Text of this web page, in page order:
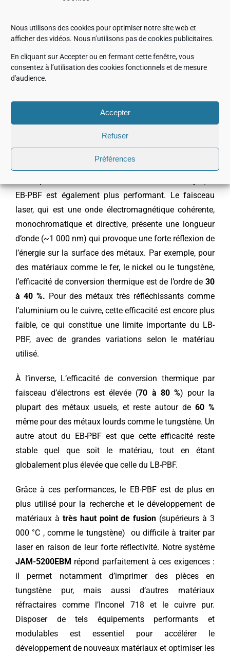
Nous utilisons des cookies pour optimiser notre site web et
afficher des vidéos. Nous n’utilisons pas de cookies publicitaires.
En cliquant sur Accepter ou en fermant cette fenêtre, vous
consentez à l’utilisation des cookies fonctionnels et de mesure
d'audience.
Accepter
Refuser
Préférences
six fois supérieure à celle des systèmes LB-PBF, dont
les lasers plafonnent généralement autour de 1 kW.
Autre différence majeure :la vitesse de déflexion. Là
où un système LB-PBF se limite à quelques mètres par
commande mécanique, le faisceau d’électrons du EB-
PBF est orienté par déflexion électromagnétique,
atteignant ainsi plusieurs milliers de mètres par
EB-PBF est également plus performant. Le faisceau
laser, qui est une onde électromagnétique cohérente,
monochromatique et directive, présente une longueur
d’onde (~1 000 nm) qui provoque une forte réflexion de
l’énergie sur la surface des métaux. Par exemple, pour
des matériaux comme le fer, le nickel ou le tungstène,
l’efficacité de conversion thermique est de l’ordre de30
à 40 %. Pour des métaux très réfléchissants comme
l’aluminium ou le cuivre, cette efficacité est encore plus
faible, ce qui constitue une limite importante du LB-
PBF, avec de grandes variations selon le matériau
utilisé.
À l’inverse, L’efficacité de conversion thermique par
faisceau d’électrons est élevée (70 à 80 %) pour la
plupart des métaux usuels, et reste autour de60 %
même pour des métaux lourds comme le tungstène. Un
autre atout du EB-PBF est que cette efficacité reste
stable quel que soit le matériau, tout en étant
globalement plus élevée que celle du LB-PBF.
Grâce à ces performances, le EB-PBF est de plus en
plus utilisé pour la recherche et le développement de
matériaux à très haut point de fusion (supérieurs à 3
000 °C , comme le tungstène) ou difficile à traiter par
laser en raison de leur forte réflectivité. Notre système
JAM-5200EBM répond parfaitement à ces exigences :
il permet notamment d’imprimer des pièces en
tungstène pur, mais aussi d’autres matériaux
réfractaires comme l’Inconel 718 et le cuivre pur.
Disposer de tels équipements performants et
modulables est essentiel pour accélérer le
développement de nouveaux matériaux et optimiser les